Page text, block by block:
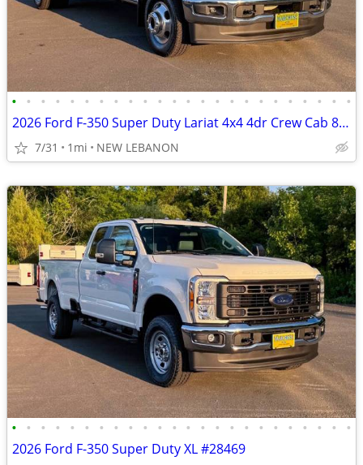
• • • • • • • • • • • • • • • • • • • • • • • •
2026 Ford F-350 Super Duty Lariat 4x4 4dr Crew Cab 8 ft. LB DRW Pickup
7/31 1mi NEW LEBANON
• • • • • • • • • • • • • • • • • • • • • • • •
2026 Ford F-350 Super Duty XL #28469